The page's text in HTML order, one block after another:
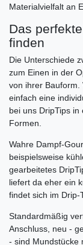
Materialvielfalt an
Das
finden
Die Unterschiede
zum Einen in der
von ihrer Bauform.
einfach eine
bei uns DripTips
Formen.
Wahre Dampf-
beispielsweise
gearbeitetes
liefert da eher ein
findet sich im Drip-
Standardmäßig
Anschluss, neu -
- sind Mundstücke